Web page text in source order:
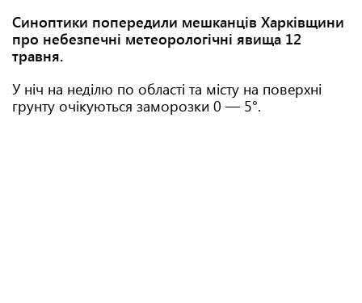
Синоптики попередили мешканців Харківщини
про небезпечні метеорологічні явища 12
травня.
У ніч на неділю по області та місту на поверхні
грунту очікуються заморозки 0 — 5°.